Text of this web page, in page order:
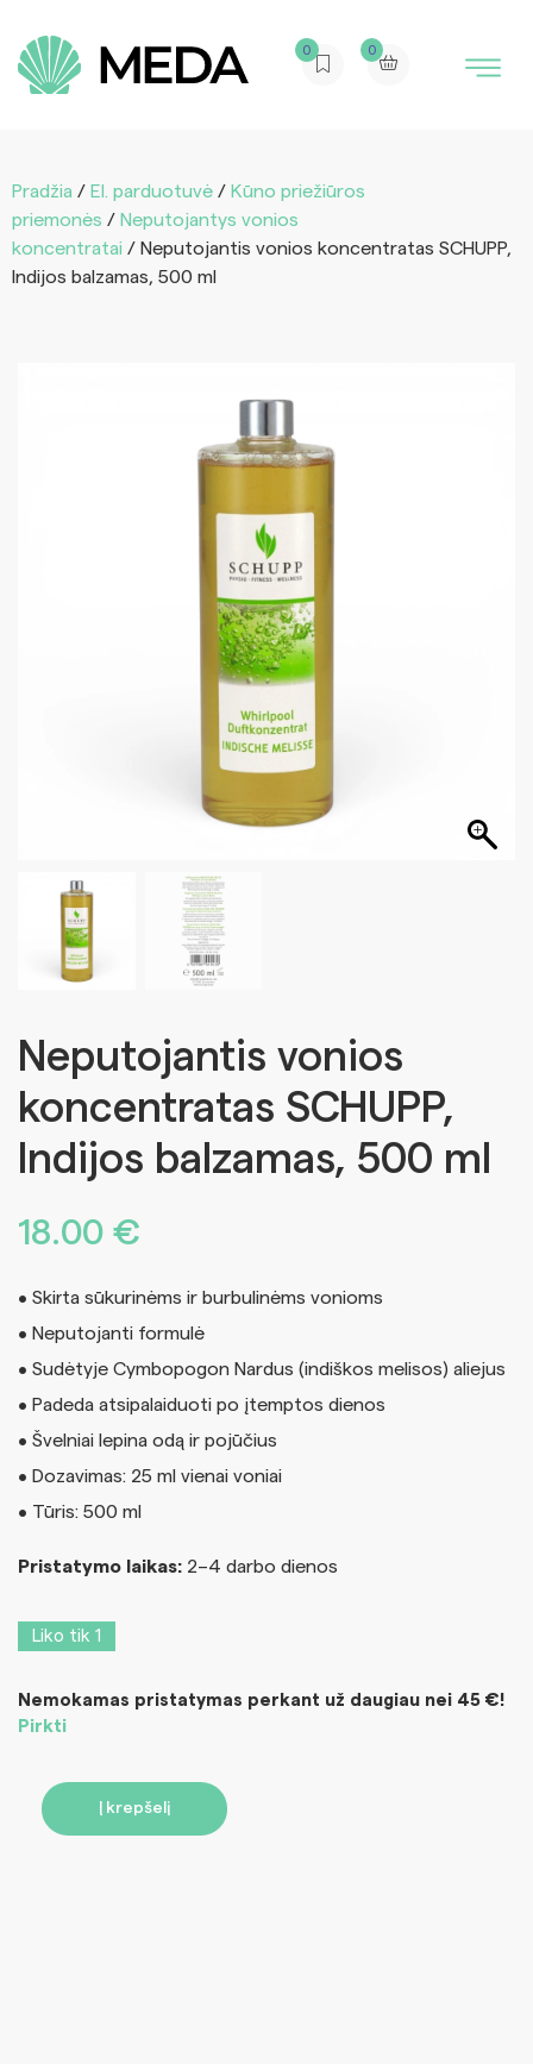
0 0
Pradžia / El. parduotuvė / Kūno priežiūros
priemonės / Neputojantys vonios
koncentratai / Neputojantis vonios koncentratas SCHUPP,
Indijos balzamas, 500 ml
Neputojantis vonios
koncentratas SCHUPP,
Indijos balzamas, 500 ml
18.00 €
• Skirta sūkurinėms ir burbulinėms vonioms
• Neputojanti formulė
• Sudėtyje Cymbopogon Nardus (indiškos melisos) aliejus
• Padeda atsipalaiduoti po įtemptos dienos
• Švelniai lepina odą ir pojūčius
• Dozavimas: 25 ml vienai voniai
• Tūris: 500 ml
Pristatymo laikas: 2–4 darbo dienos
Liko tik 1
Nemokamas pristatymas perkant už daugiau nei 45 €!
Pirkti
Į krepšelį